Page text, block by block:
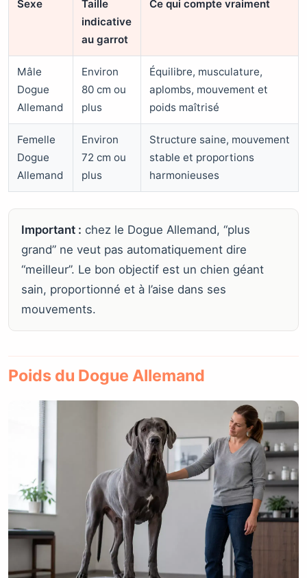
Sexe
Taille
indicative
au garrot
Ce qui compte vraiment
Mâle
Dogue
Allemand
Environ
80 cm ou
plus
Équilibre, musculature,
aplombs, mouvement et
poids maîtrisé
Femelle
Dogue
Allemand
Environ
72 cm ou
plus
Structure saine, mouvement
stable et proportions
harmonieuses
Important : chez le Dogue Allemand, “plus
grand” ne veut pas automatiquement dire
“meilleur”. Le bon objectif est un chien géant
sain, proportionné et à l’aise dans ses
mouvements.
Poids du Dogue Allemand